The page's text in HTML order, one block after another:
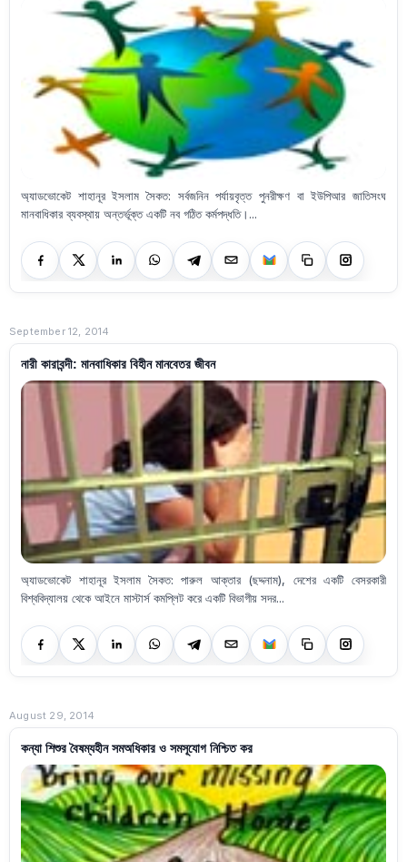
অ্যাডভোকেট শাহানূর ইসলাম সৈকত: সর্বজনিন পর্যায়বৃত্ত পুনরীক্ষণ বা ইউপিআর জাতিসংঘ
মানবাধিকার ব্যবস্থায় অন্তর্ভূক্ত একটি নব গঠিত কর্মপদ্ধতি।...
September 12, 2014
নারী কারাবন্দী: মানবাধিকার বিহীন মানবেতর জীবন
অ্যাডভোকেট শাহানূর ইসলাম সৈকত: পারুল আক্তার (ছদ্দনাম), দেশের একটি বেসরকারী
বিশ্ববিদ্যালয় থেকে আইনে মাস্টার্স কমপ্লিট করে একটি বিভাগীয় সদর...
August 29, 2014
কন্যা শিশুর বৈষম্যহীন সমঅধিকার ও সমসূযোগ নিশ্চিত কর